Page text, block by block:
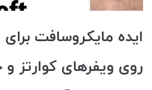
ایده مایکروسافت
روی ویفرهای کوارتز و